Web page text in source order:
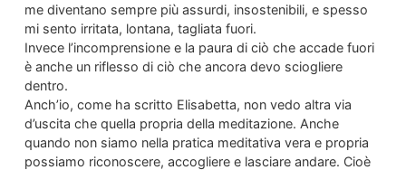
me diventano sempre più assurdi, insostenibili, e spesso
mi sento irritata, lontana, tagliata fuori.
Invece l’incomprensione e la paura di ciò che accade fuori
è anche un riflesso di ciò che ancora devo sciogliere
dentro.
Anch’io, come ha scritto Elisabetta, non vedo altra via
d’uscita che quella propria della meditazione. Anche
quando non siamo nella pratica meditativa vera e propria
possiamo riconoscere, accogliere e lasciare andare. Cioè